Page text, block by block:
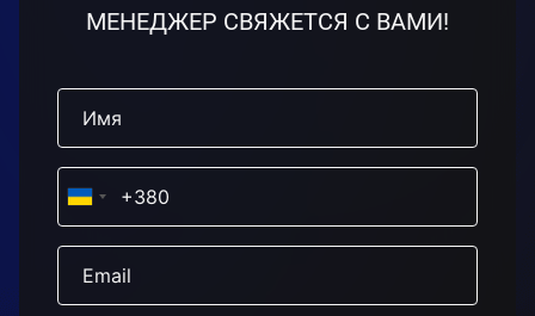
МЕНЕДЖЕР СВЯЖЕТСЯ С ВАМИ!